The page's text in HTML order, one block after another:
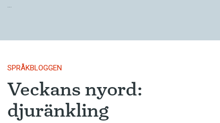
…
SPRÅKBLOGGEN
Veckans nyord:
djuränkling